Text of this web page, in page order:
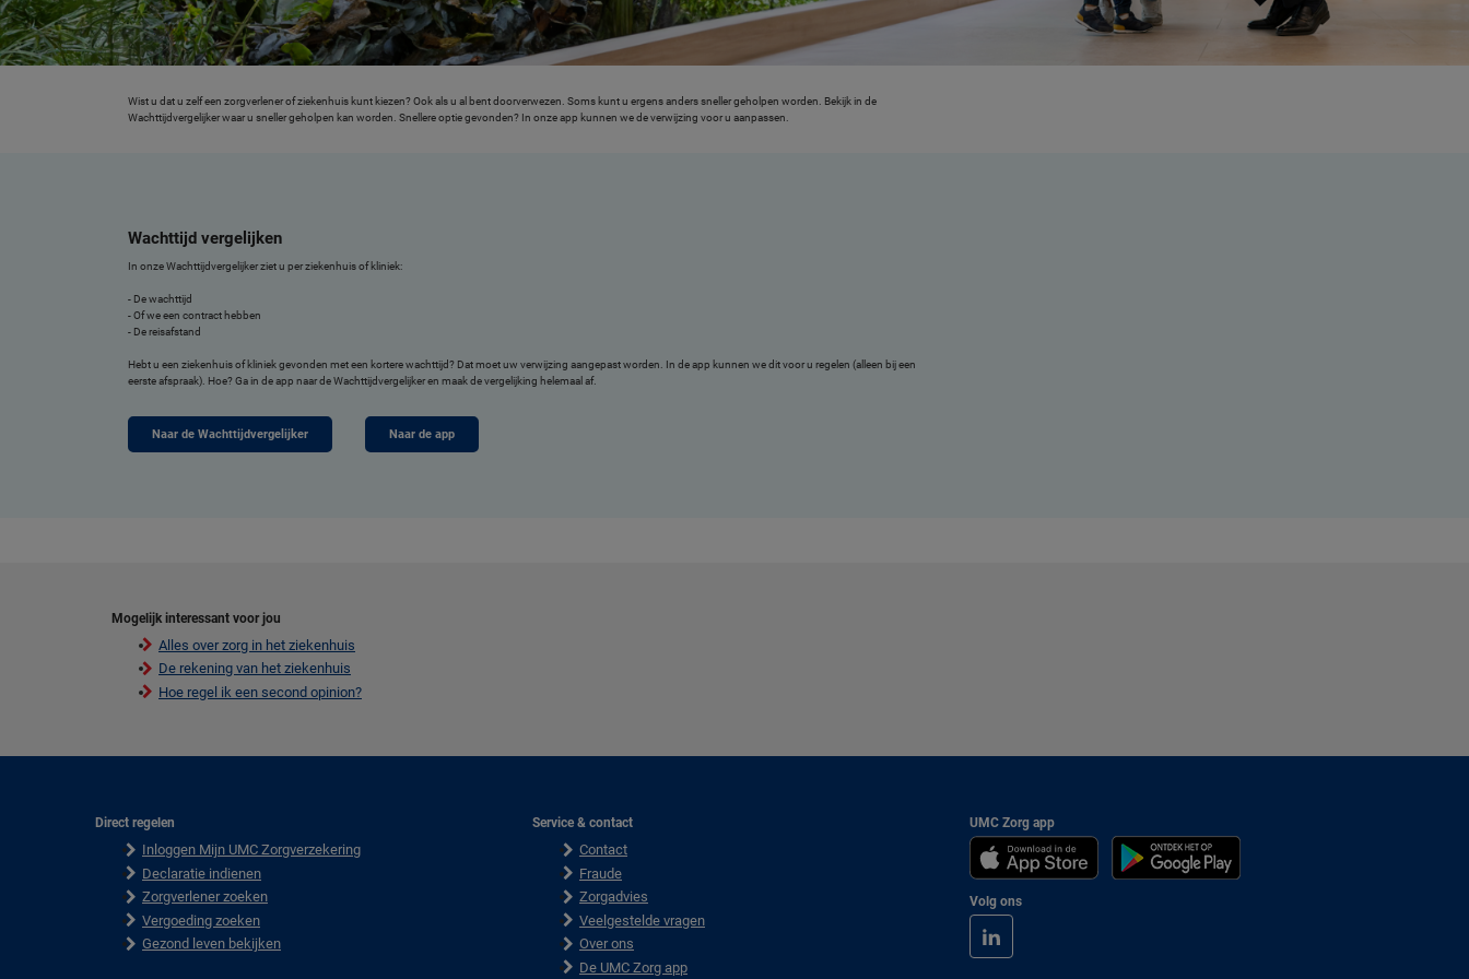
Wist u dat u zelf een zorgverlener of ziekenhuis kunt kiezen? Ook als u al bent doorverwezen. Soms kunt u ergens anders sneller geholpen worden. Bekijk in de
Wachttijdvergelijker waar u sneller geholpen kan worden. Snellere optie gevonden? In onze app kunnen we de verwijzing voor u aanpassen.
Wachttijd vergelijken
In onze Wachttijdvergelijker ziet u per ziekenhuis of kliniek:
- De wachttijd
- Of we een contract hebben
- De reisafstand
Hebt u een ziekenhuis of kliniek gevonden met een kortere wachttijd? Dat moet uw verwijzing aangepast worden. In de app kunnen we dit voor u regelen (alleen bij een
eerste afspraak). Hoe? Ga in de app naar de Wachttijdvergelijker en maak de vergelijking helemaal af.
Naar de Wachttijdvergelijker Naar de app
Mogelijk interessant voor jou
Alles over zorg in het ziekenhuis
De rekening van het ziekenhuis
Hoe regel ik een second opinion?
Direct regelen
Inloggen Mijn UMC Zorgverzekering
Declaratie indienen
Zorgverlener zoeken
Vergoeding zoeken
Gezond leven bekijken
Service & contact
Contact
Fraude
Zorgadvies
Veelgestelde vragen
Over ons
De UMC Zorg app
UMC Zorg app
Volg ons